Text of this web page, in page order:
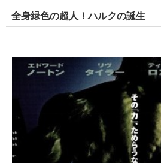
全身緑色の超人！ハルクの誕生